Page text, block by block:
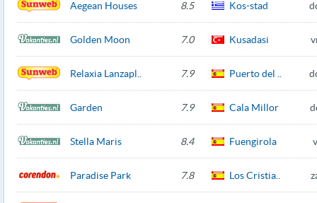
Aegean Houses 8.5 Kos-stad
Golden Moon 7.0 Kusadasi
Relaxia Lanzapl.. 7.9 Puerto del ..
Garden 7.9 Cala Millor
Stella Maris 8.4 Fuengirola
Paradise Park 7.8 Los Cristia..